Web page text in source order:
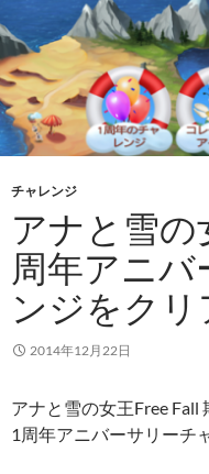
チャレンジ
アナと雪の
周年アニバ
ンジをクリ
2014年12月22日
アナと雪の女王Free Fall
1周年アニバーサリーチ